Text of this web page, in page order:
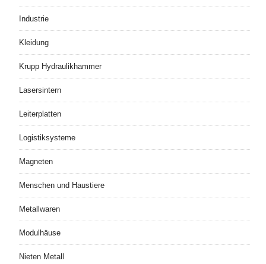
Industrie
Kleidung
Krupp Hydraulikhammer
Lasersintern
Leiterplatten
Logistiksysteme
Magneten
Menschen und Haustiere
Metallwaren
Modulhäuse
Nieten Metall